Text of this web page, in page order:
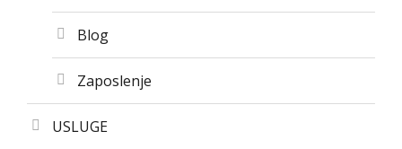
Blog
Zaposlenje
USLUGE